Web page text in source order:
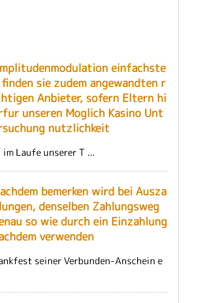
einfachste
sie zudem angewandten r
Anbieter, sofern Eltern hi
unseren Moglich Kasino Unt
nutzlichkeit
Laufe unserer T ...
bemerken wird bei Ausza
denselben Zahlungsweg
so wie durch ein Einzahlung
verwenden
seiner Verbunden-Anschein e